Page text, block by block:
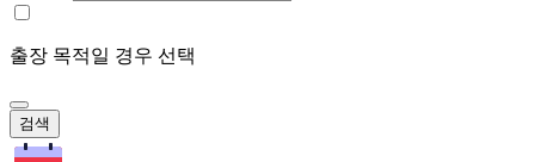
출장 목적일 경우 선택
검색